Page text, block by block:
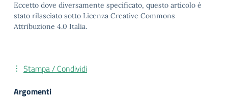
Eccetto dove diversamente specificato, questo articolo è
stato rilasciato sotto Licenza Creative Commons
Attribuzione 4.0 Italia.
Stampa / Condividi
Argomenti